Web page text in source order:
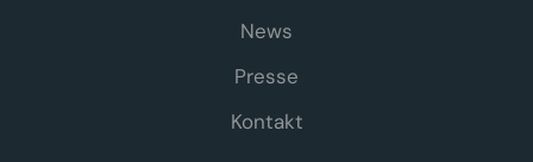
News
Presse
Kontakt